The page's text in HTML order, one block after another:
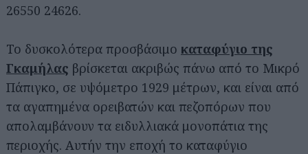
26550 24626.
Το δυσκολότερα προσβάσιμο καταφύγιο της
Γκαμήλας βρίσκεται ακριβώς πάνω από το Μικρό
Πάπιγκο, σε υψόμετρο 1929 μέτρων, και είναι από
τα αγαπημένα ορειβατών και πεζοπόρων που
απολαμβάνουν τα ειδυλλιακά μονοπάτια της
περιοχής. Αυτήν την εποχή το καταφύγιο